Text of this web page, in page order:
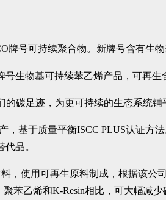
号可持续聚合物。新牌号含有生
碳足迹，为更可持续的生态系统铺
基于质量平衡ISCC PLUS认证方
品。
，使用可再生原料制成，根据该
苯乙烯和K-Resin相比，可大幅减少